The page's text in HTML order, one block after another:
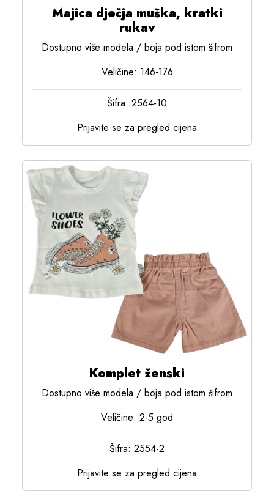
Majica dječja muška, kratki
rukav
Dostupno više modela / boja pod istom šifrom
Veličine: 146-176
Šifra: 2564-10
Prijavite se za pregled cijena
Komplet ženski
Dostupno više modela / boja pod istom šifrom
Veličine: 2-5 god
Šifra: 2554-2
Prijavite se za pregled cijena